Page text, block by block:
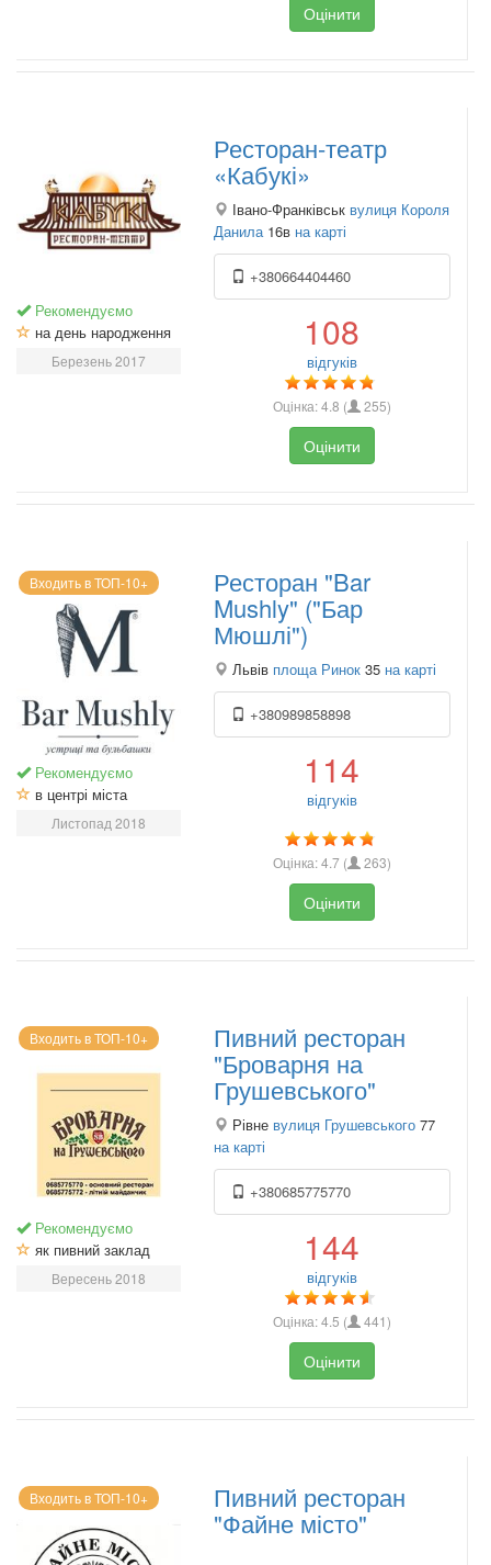
Оцінити
Рекомендуємо
на день народження
Березень 2017
Ресторан-театр
«Кабукі»
Івано-Франківськ вулиця Короля
Данила16в на карті
+380664404460
108
відгуків
Оцінка:4.8 ( 255)
Оцінити
Входить в ТОП-10+
Рекомендуємо
в центрі міста
Листопад 2018
Ресторан "Bar
Mushly" ("Бар
Мюшлі")
Львів площа Ринок 35 на карті
+380989858898
114
відгуків
Оцінка:4.7 ( 263)
Оцінити
Входить в ТОП-10+
Рекомендуємо
як пивний заклад
Вересень 2018
Пивний ресторан
"Броварня на
Грушевського"
Рівне вулиця Грушевського 77
на карті
+380685775770
144
відгуків
Оцінка:4.5 ( 441)
Оцінити
Входить в ТОП-10+ Пивний ресторан
"Файне місто"